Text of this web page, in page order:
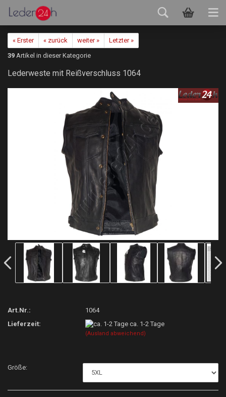
« Erster « zurück weiter »
Letzter »
39 Artikel in dieser Kategorie
Lederweste mit Reißverschluss 1064
Art.Nr.:
1064
Lieferzeit:
ca. 1-2 Tage
(Ausland abweichend)
Größe: